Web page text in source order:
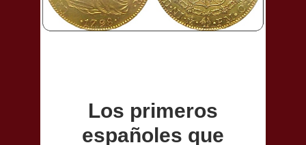
Los primeros
españoles que